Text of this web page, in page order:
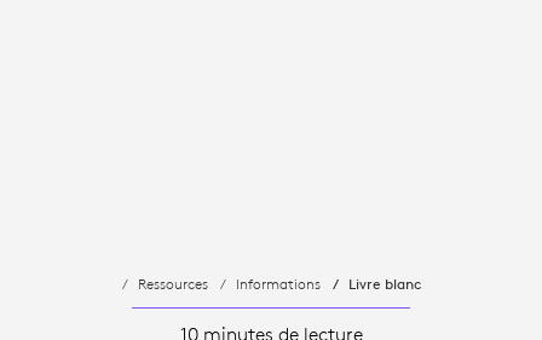
Ressources Informations Livre blanc
10 minutes de lecture